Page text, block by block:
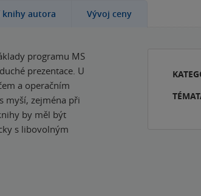
knihy autora Vývoj ceny
programu MS
prezentace. U
a operačním
myší, zejména při
by měl být
s libovolným